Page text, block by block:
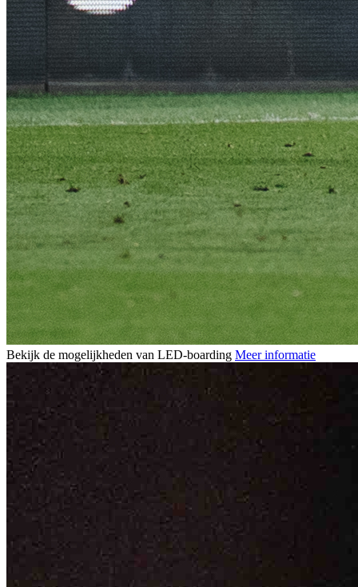
Bekijk de mogelijkheden van LED-boarding Meer informatie